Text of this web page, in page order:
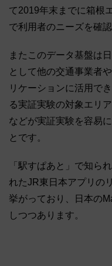
て2019年末までに箱根
で利用者のニーズを確
またこのデータ基盤は
として他の交通事業者
リケーションに活用で
る実証実験の対象エリ
などが実証実験を容易
とです。
「駅すぱあと」で知ら
れたJR東日本アプリの
挙がっており、日本の
しつつあります。